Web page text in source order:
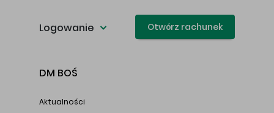
Logowanie Otwórz rachunek
DM BOŚ
Aktualności